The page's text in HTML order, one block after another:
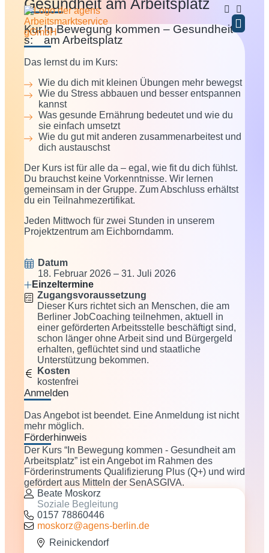
Gesundheit am Arbeitsplatz
Kur
s:
In Bewegung kommen – Gesundheit
am Arbeitsplatz
Das lernst du im Kurs:
Wie du dich mit kleinen Übungen mehr bewegst
Wie du Stress abbauen und besser entspannen
kannst
Was gesunde Ernährung bedeutet und wie du
sie einfach umsetzt
Wie du gut mit anderen zusammenarbeitest und
dich austauschst
Der Kurs ist für alle da – egal, wie fit du dich fühlst.
Du brauchst keine Vorkenntnisse. Wir lernen
gemeinsam in der Gruppe. Zum Abschluss erhältst
du ein Teilnahmezertifikat.
Jeden Mittwoch für zwei Stunden in unserem
Projektzentrum am Eichborndamm.
Datum
18. Februar 2026 – 31. Juli 2026
Einzeltermine
Zugangsvoraussetzung
Dieser Kurs richtet sich an Menschen, die am
Berliner JobCoaching teilnehmen, aktuell in
einer geförderten Arbeitsstelle beschäftigt sind,
schon länger ohne Arbeit sind und Bürgergeld
erhalten, geflüchtet sind und staatliche
Unterstützung bekommen.
Kosten
kostenfrei
Anmelden
Das Angebot ist beendet. Eine Anmeldung ist nicht
mehr möglich.
Förderhinweis
Der Kurs “In Bewegung kommen - Gesundheit am
Arbeitsplatz” ist ein Angebot im Rahmen des
Förderinstruments Qualifizierung Plus (Q+) und wird
gefördert aus Mitteln der SenASGIVA.
Beate Moskorz
Soziale Begleitung
0157 78860446
moskorz@agens-berlin.de
Reinickendorf